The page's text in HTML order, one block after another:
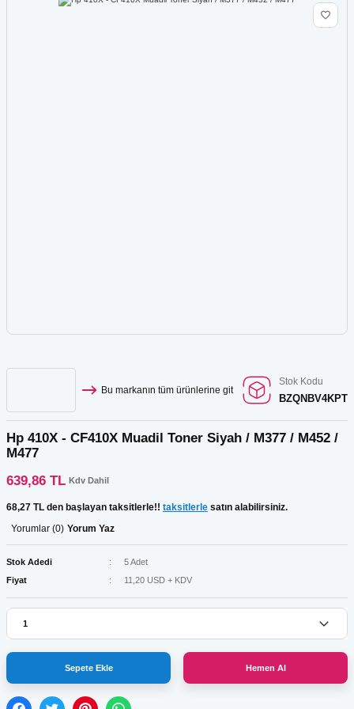
Bu markanın tüm ürünlerine git
Stok Kodu
BZQNBV4KPT
Hp 410X - CF410X Muadil Toner Siyah / M377 / M452 /
M477
639,86 TL Kdv Dahil
68,27 TL den başlayan taksitlerle!! taksitlerle satın alabilirsiniz.
Yorumlar (0) Yorum Yaz
Stok Adedi
5 Adet
Fiyat
11,20 USD + KDV
Sepete Ekle Hemen Al